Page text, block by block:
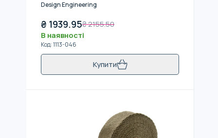
Design Engineering
₴ 1939.95₴2155.50
В наявності
Код:1113-046
Купити